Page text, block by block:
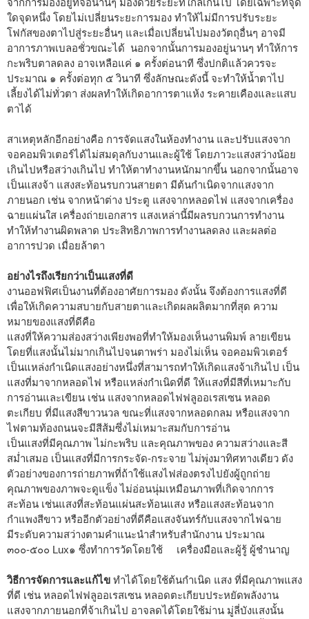
ใดจุดหนึ่ง โดยไม่เปลี่ยนระยะการมอง ทำให้ไม่มีการปรับระยะ
โฟกัสของตาไปสู่ระยะอื่นๆ และเมื่อเปลี่ยนไปมองวัตถุอื่นๆ อาจมี
อาการภาพเบลอชั่วขณะได้ นอกจากนั้นการมองอยู่นานๆ ทำให้การ
กะพริบตาลดลง อาจเหลือแค่ ๑ ครั้งต่อนาที ซึ่งปกติแล้วควรจะ
ประมาณ ๑ ครั้งต่อทุก ๕ วินาที ซึ่งลักษณะดังนี้ จะทำให้น้ำตาไป
เลี้ยงได้ไม่ทั่วตา ส่งผลทำให้เกิดอาการตาแห้ง ระคายเคืองและแสบ
ตาได้
สาเหตุหลักอีกอย่างคือ การจัดแสงในห้องทำงาน และปรับแสงจาก
จอคอมพิวเตอร์ได้ไม่สมดุลกับงานและผู้ใช้ โดยภาวะแสงสว่างน้อย
เกินไปหรือสว่างเกินไป ทำให้ตาทำงานหนักมากขึ้น นอกจากนั้นอาจ
เป็นแสงจ้า แสงสะท้อนรบกวนสายตา มีต้นกำเนิดจากแสงจาก
ภายนอก เช่น จากหน้าต่าง ประตู แสงจากหลอดไฟ แสงจากเครื่อง
ฉายแผ่นใส เครื่องถ่ายเอกสาร แสงเหล่านี้มีผลรบกวนการทำงาน
ทำให้ทำงานผิดพลาด ประสิทธิภาพการทำงานลดลง และผลต่อ
อาการปวด เมื่อยล้าตา
อย่างไรถึงเรียกว่าเป็นแสงที่ดี
งานออฟฟิศเป็นงานที่ต้องอาศัยการมอง ดังนั้น จึงต้องการแสงที่ดี
เพื่อให้เกิดความสบายกับสายตาและเกิดผลผลิตมากที่สุด ความ
หมายของแสงที่ดีคือ
แสงที่ให้ความส่องสว่างเพียงพอที่ทำให้มองเห็นงานพิมพ์ ลายเขียน
โดยที่แสงนั้นไม่มากเกินไปจนตาพร่า มองไม่เห็น จอคอมพิวเตอร์
เป็นแหล่งกำเนิดแสงอย่างหนึ่งที่สามารถทำให้เกิดแสงจ้าเกินไป เป็น
แสงที่มาจากหลอดไฟ หรือแหล่งกำเนิดที่ดี ให้แสงที่มีสีที่เหมาะกับ
การอ่านและเขียน เช่น แสงจากหลอดไฟฟลูออเรสเซน หลอด
ตะเกียบ ที่มีแสงสีขาวนวล ขณะที่แสงจากหลอดกลม หรือแสงจาก
ไฟตามท้องถนนจะมีสีส้มซึ่งไม่เหมาะสมกับการอ่าน
เป็นแสงที่มีคุณภาพ ไม่กะพริบ และคุณภาพของ ความสว่างและสี
สม่ำเสมอ เป็นแสงที่มีการกระจัด-กระจาย ไม่พุ่งมาทิศทางเดียว ดัง
ตัวอย่างของการถ่ายภาพที่ถ้าใช้แสงไฟส่องตรงไปยังผู้ถูกถ่าย
คุณภาพของภาพจะดูแข็ง ไม่อ่อนนุ่มเหมือนภาพที่เกิดจากการ
สะท้อน เช่นแสงที่สะท้อนแผ่นสะท้อนแสง หรือแสงสะท้อนจาก
กำแพงสีขาว หรืออีกตัวอย่างที่ดีคือแสงจันทร์กับแสงจากไฟฉาย
มีระดับความสว่างตามคำแนะนำสำหรับสำนักงาน ประมาณ
๓๐๐-๕๐๐ Lux๑ ซึ่งทำการวัดโดยใช้ เครื่องมือและผู้รู้ ผู้ชำนาญ
วิธีการจัดการและแก้ไข ทำได้โดยใช้ต้นกำเนิด แสง ที่มีคุณภาพแสง
ที่ดี เช่น หลอดไฟฟลูออเรสเซน หลอดตะเกียบประหยัดพลังงาน
แสงจากภายนอกที่จ้าเกินไป อาจลดได้โดยใช้ม่าน มู่ลี่บังแสงนั้น